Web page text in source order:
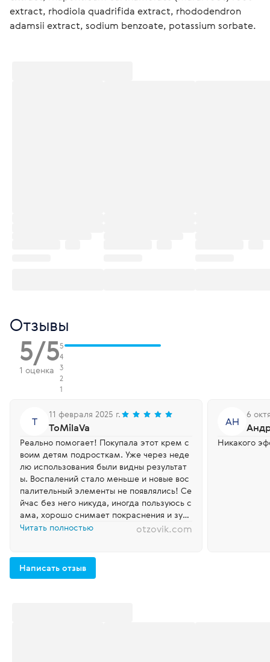
extract, rhodiola quadrifida extract, rhododendron
adamsii extract, sodium benzoate, potassium sorbate.
Отзывы
5/5
1 оценка
5
4
3
2
1
T
11 февраля 2025 г.
ToMilaVa
Реально помогает! Покупала этот крем с
воим детям подросткам. Уже через неде
лю использования были видны результат
ы. Воспалений стало меньше и новые вос
палительный элементы не появлялись! Се
йчас без него никуда, иногда пользуюсь с
ама, хорошо снимает покраснения и зуд
кожи. В составе содержится сера и преб
Читать полностью otzovik.com
АН
6
Никакого
Написать отзыв